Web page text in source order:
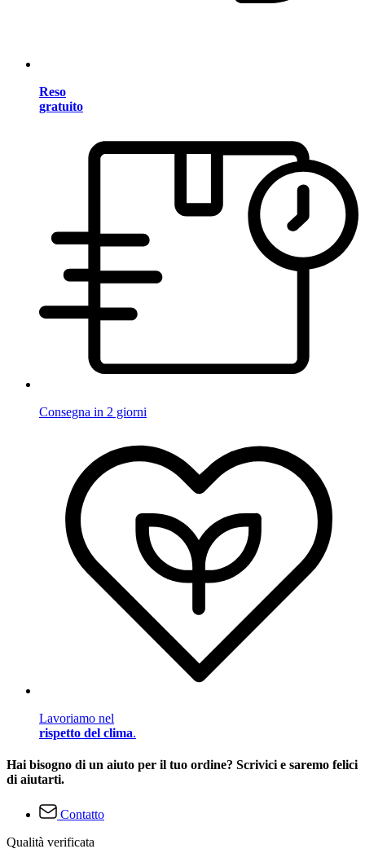
Reso
gratuito
Consegna in 2 giorni
Lavoriamo nel
rispetto del clima.
Hai bisogno di un aiuto per il tuo ordine? Scrivici e saremo felici
di aiutarti.
Contatto
Qualità verificata